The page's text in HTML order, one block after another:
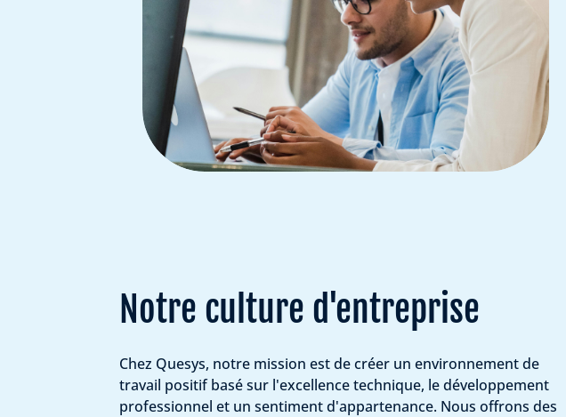
Notre culture d'entreprise
Chez Quesys, notre mission est de créer un environnement de
travail positif basé sur l'excellence technique, le développement
professionnel et un sentiment d'appartenance. Nous offrons des